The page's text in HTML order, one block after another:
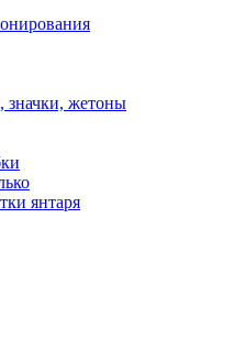
значки, жетоны
янтаря